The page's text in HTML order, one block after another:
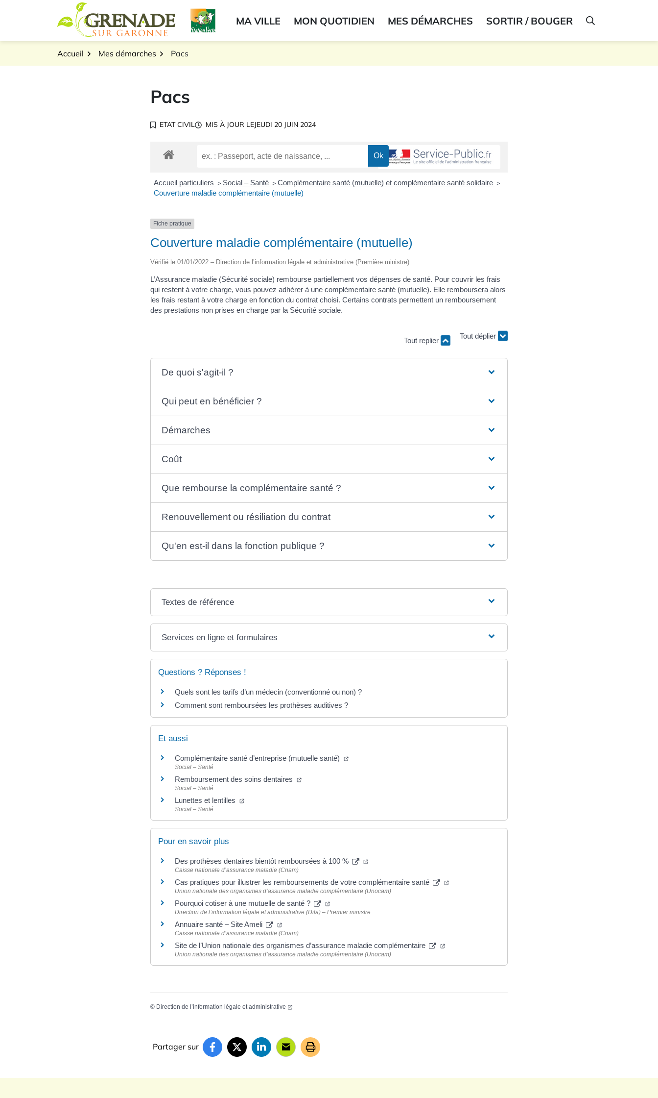
Logo Grenade sur GaronneMA VILLE MON QUOTIDIEN MES DÉMARCHES SORTIR / BOUGER AFFICHER LA
Accueil Mes démarches Pacs
Pacs
ETAT CIVIL MIS À JOUR LEJEUDI 20 JUIN 2024
Accueil particuliers > Social – Santé > Complémentaire santé (mutuelle) et complémentaire santé solidaire >
Couverture maladie complémentaire (mutuelle)
Fiche pratique
Couverture maladie complémentaire (mutuelle)
Vérifié le 01/01/2022 – Direction de l’information légale et administrative (Première ministre)
L’Assurance maladie (Sécurité sociale) rembourse partiellement vos dépenses de santé. Pour couvrir les frais
qui restent à votre charge, vous pouvez adhérer à une complémentaire santé (mutuelle). Elle remboursera alors
les frais restant à votre charge en fonction du contrat choisi. Certains contrats permettent un remboursement
des prestations non prises en charge par la Sécurité sociale.
Tout replier Tout déplier
De quoi s'agit-il ?
Qui peut en bénéficier ?
Démarches
Coût
Que rembourse la complémentaire santé ?
Renouvellement ou résiliation du contrat
Qu'en est-il dans la fonction publique ?
Textes de référence
Services en ligne et formulaires
Questions ? Réponses !
Quels sont les tarifs d’un médecin (conventionné ou non) ?
Comment sont remboursées les prothèses auditives ?
Et aussi
Complémentaire santé d’entreprise (mutuelle santé)
Social – Santé
Remboursement des soins dentaires
Social – Santé
Lunettes et lentilles
Social – Santé
Pour en savoir plus
Des prothèses dentaires bientôt remboursées à 100 %
Caisse nationale d’assurance maladie (Cnam)
Cas pratiques pour illustrer les remboursements de votre complémentaire santé
Union nationale des organismes d’assurance maladie complémentaire (Unocam)
Pourquoi cotiser à une mutuelle de santé ?
Direction de l’information légale et administrative (Dila) – Premier ministre
Annuaire santé – Site Ameli
Caisse nationale d’assurance maladie (Cnam)
Site de l’Union nationale des organismes d’assurance maladie complémentaire
Union nationale des organismes d’assurance maladie complémentaire (Unocam)
© Direction de l’information légale et administrative
Partager sur